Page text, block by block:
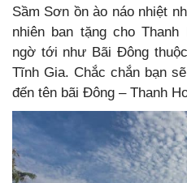
Sầm Sơn ồn ào náo nhiệt
nhiên ban tặng cho
ngờ tới như Bãi Đông
Tĩnh Gia. Chắc chắn bạn
đến tên bãi Đông – Thanh